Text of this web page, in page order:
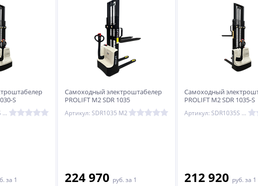
S
Артикул: SDR1030S M2
за 1
Самоходный электроштабелер
PROLIFT M2 SDR 1035
Артикул: SDR1035 M2
224 970 руб. за 1
Самоходный
PROLIFT M2 SDR 1035-S
Артикул: SDR1035S M2
212 920 руб. за 1